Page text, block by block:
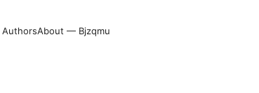
AuthorsAbout — Bjzqmu